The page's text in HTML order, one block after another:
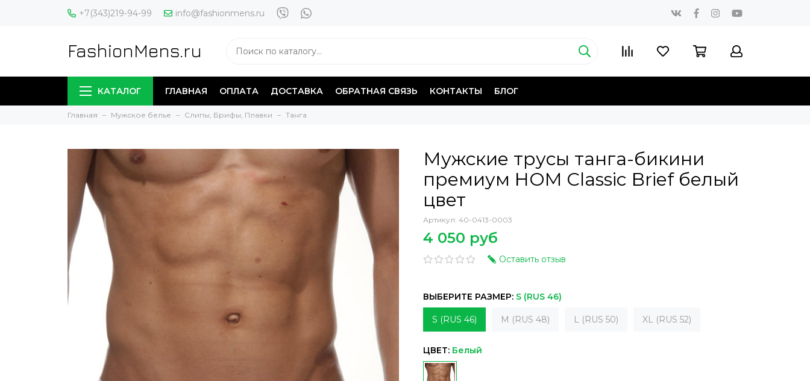
+7(343)219-94-99 info@fashionmens.ru
FashionMens.ru
КАТАЛОГ ГЛАВНАЯ ОПЛАТА ДОСТАВКА ОБРАТНАЯ СВЯЗЬ КОНТАКТЫ БЛОГ
Главная Мужское белье Слипы, Брифы, Плавки Танга
Мужские трусы танга-бикини
премиум HOM Classic Brief белый
цвет
Артикул: 40-0413-0003
4 050 руб
Оставить отзыв
ВЫБЕРИТЕ РАЗМЕР: S (RUS 46)
S (RUS 46) M (RUS 48) L (RUS 50) XL (RUS 52)
ЦВЕТ: Белый